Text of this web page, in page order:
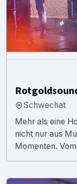
Schwechat
Mehr als eine
nicht nur aus
Momenten.